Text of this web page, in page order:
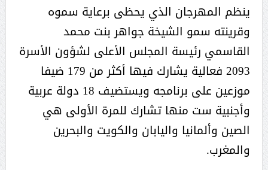
ينظم المهرجان الذي يحظى برعاية سموه
وقرينته سمو الشيخة جواهر بنت محمد
القاسمي رئيسة المجلس الأعلى لشؤون الأسرة
2093 فعالية يشارك فيها أكثر من 179 ضيفا
موزعين على برنامجه ويستضيف 18 دولة عربية
وأجنبية ست منها تشارك للمرة الأولى هي
الصين وألمانيا واليابان والكويت والبحرين
والمغرب.